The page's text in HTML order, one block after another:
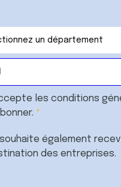
les conditions
également
des entreprises.